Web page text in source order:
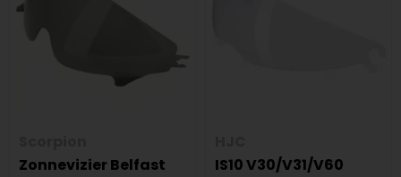
Zonnevizier Belfast
IS10 V30/V31/V60